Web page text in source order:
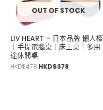
OUT OF STOCK
LIV HEART – 日本品牌 懶人檯
｜手提電腦桌｜床上桌｜多用
途休閒桌
HKD$478 HKD$378